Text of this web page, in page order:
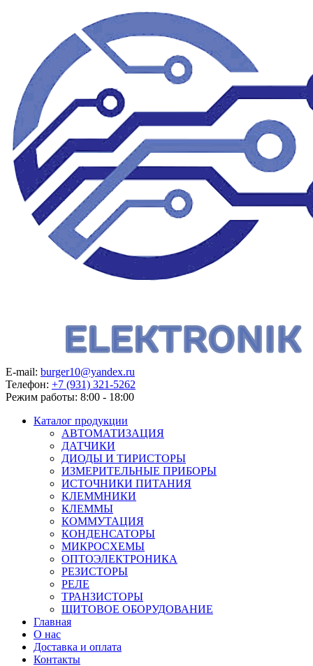
E-mail: burger10@yandex.ru
Телефон: +7 (931) 321-5262
Режим работы: 8:00 - 18:00
Каталог продукции
АВТОМАТИЗАЦИЯ
ДАТЧИКИ
ДИОДЫ И ТИРИСТОРЫ
ИЗМЕРИТЕЛЬНЫЕ ПРИБОРЫ
ИСТОЧНИКИ ПИТАНИЯ
КЛЕММНИКИ
КЛЕММЫ
КОММУТАЦИЯ
КОНДЕНСАТОРЫ
МИКРОСХЕМЫ
ОПТОЭЛЕКТРОНИКА
РЕЗИСТОРЫ
РЕЛЕ
ТРАНЗИСТОРЫ
ЩИТОВОЕ ОБОРУДОВАНИЕ
Главная
О нас
Доставка и оплата
Контакты